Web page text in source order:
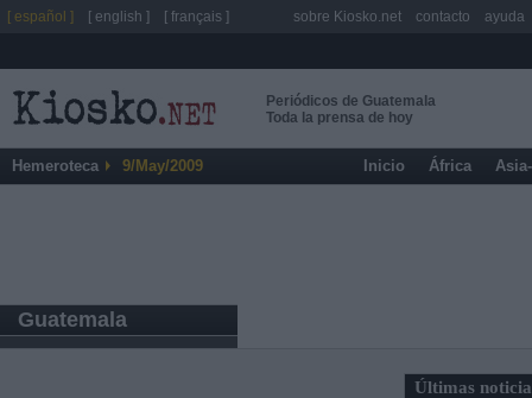
Periódicos de Guatemala
Toda la prensa de hoy
Hemeroteca 9/May/2009 Inicio África
Guatemala
Últimas
[ español ] [ english ] [ français ] sobre Kiosko.net contacto ayuda